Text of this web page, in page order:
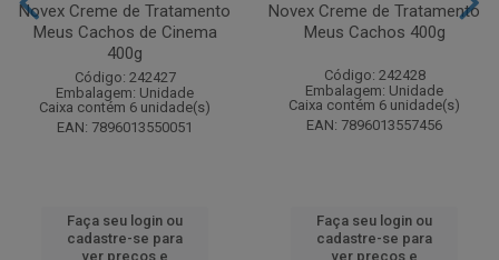
Novex Creme de Tratamento
Meus Cachos de Cinema
400g
Código: 242427
Embalagem: Unidade
Caixa contém 6 unidade(s)
EAN: 7896013550051
Faça seu login ou
cadastre-se para
ver preços e
Novex Creme de Tratamento
Meus Cachos 400g
Código: 242428
Embalagem: Unidade
Caixa contém 6 unidade(s)
EAN: 7896013557456
Faça seu login ou
cadastre-se para
ver preços e